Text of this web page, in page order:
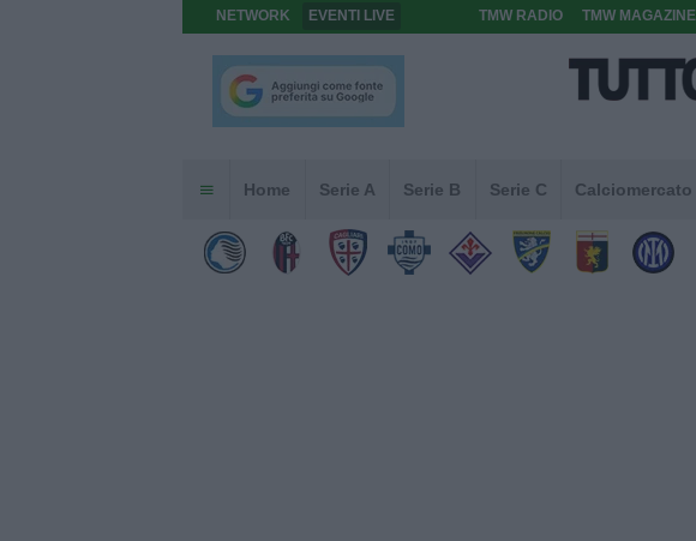
NETWORK EVENTI LIVE TMW RADIO TMW MAGAZINE
Home Serie A Serie B Serie C Calciomercato